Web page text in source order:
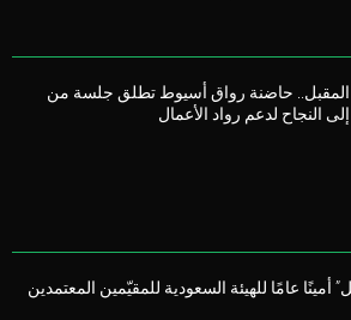
حاضنة رواق أسيوط تطلق جلسة من
النجاح لدعم رواد الأعمال
أمينًا عامًا للهيئة السعودية للمقيّمين المعتمدين